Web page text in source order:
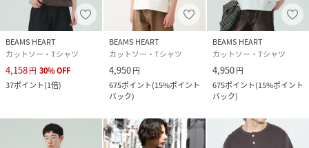
サイズ S、M、L
品番
RP7753_42
42-04-0413-147-79-16 RP7753)
BEAMS HEART
カットソー・Tシャツ
4,158円 30%OFF
37ポイント(1倍)
BEAMS HEART
カットソー・Tシャツ
4,950円
675ポイント(15%ポイント
バック)
BEAMS HEART
カットソー・Tシャツ
4,950円
675ポイント(15%ポイント
バック)